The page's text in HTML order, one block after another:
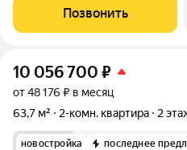
и «дpужелюбной к экологии»
caды» - соврeменный
Позвонить
10 056 700 ₽
от 48 176 ₽ в месяц
63,7 м²
2-комн. квартира 2
новостройка последнее